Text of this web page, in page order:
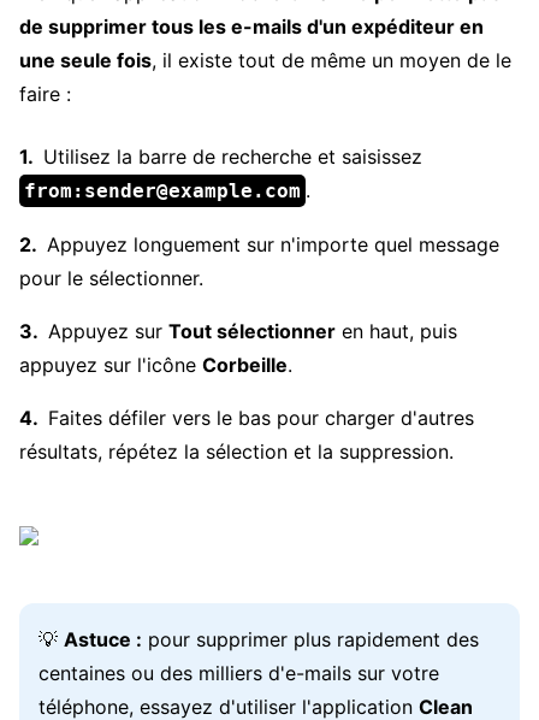
de supprimer tous les e-mails d'un expéditeur en
une seule fois, il existe tout de même un moyen de le
faire :
Utilisez la barre de recherche et saisissez
from:sender@example.com .
Appuyez longuement sur n'importe quel message
pour le sélectionner.
Appuyez sur Tout sélectionner en haut, puis
appuyez sur l'icône Corbeille.
Faites défiler vers le bas pour charger d'autres
résultats, répétez la sélection et la suppression.
💡 Astuce : pour supprimer plus rapidement des
centaines ou des milliers d'e-mails sur votre
téléphone, essayez d'utiliser l'application Clean